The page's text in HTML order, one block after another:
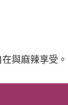
與麻辣享受。